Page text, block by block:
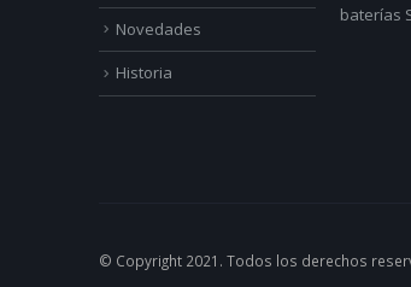
Novedades
Historia
baterías
© Copyright 2021. Todos los derechos